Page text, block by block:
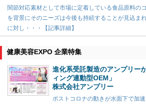
関節対応素材として市場に定着している食品原料の
を背景にそのニーズは今後も持続することが見込ま
に対し・・・【記事詳細】
健康美容EXPO 企業特集
進化系受託製造のアンプリー
ィング連動型OEM」
株式会社アンプリー
ポストコロナの動きが水面下で加